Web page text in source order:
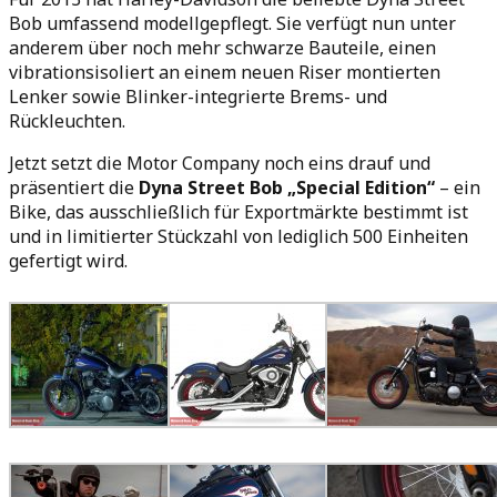
Bob umfassend modellgepflegt. Sie verfügt nun unter
anderem über noch mehr schwarze Bauteile, einen
vibrationsisoliert an einem neuen Riser montierten
Lenker sowie Blinker-integrierte Brems- und
Rückleuchten.
Jetzt setzt die Motor Company noch eins drauf und
präsentiert die Dyna Street Bob „Special Edition“ – ein
Bike, das ausschließlich für Exportmärkte bestimmt ist
und in limitierter Stückzahl von lediglich 500 Einheiten
gefertigt wird.